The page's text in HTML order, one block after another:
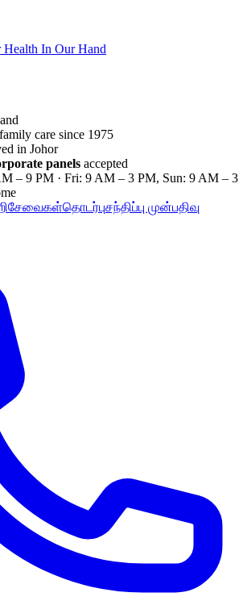
Health In Our Hand
care since 1975
in Johor
panels accepted
– 9 PM · Fri: 9 AM – 3 PM, Sun: 9 AM – 3
சேவைகள்தொடர்புசந்திப்பு முன்பதிவு